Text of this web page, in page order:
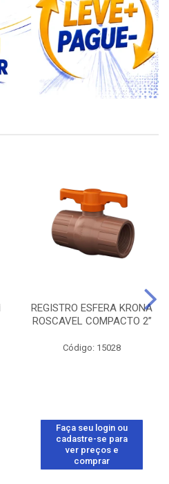
REGISTRO ESFERA KRONA
ROSCAVEL COMPACTO 2”
Código: 15028
Faça seu login ou
cadastre-se para
ver preços e
comprar